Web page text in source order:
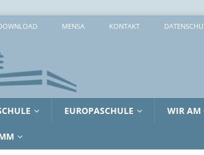
MENSA KONTAKT
EUROPASCHULE WIR AM